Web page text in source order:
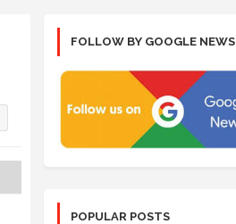
FOLLOW BY GOOGLE NEWS
POPULAR POSTS